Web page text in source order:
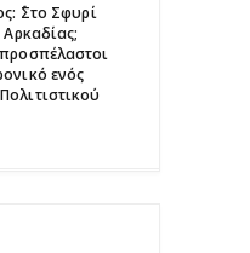
΄΄Στο Σφυρί
Αρκαδίας;
ενός